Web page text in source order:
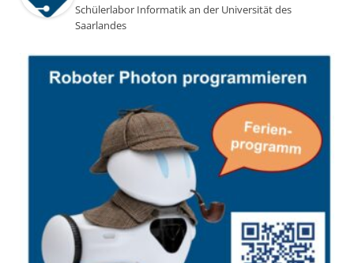
Schülerlabor Informatik an der Universität des
Saarlandes